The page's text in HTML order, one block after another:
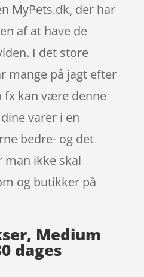
MyPets.dk, der har
af at have de
I det store
mange på jagt efter
fx kan være denne
varer i en
bedre- og det
man ikke skal
og butikker på
Medium
dages